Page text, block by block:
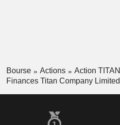
Bourse Actions
Action TITAN
Finances Titan Company Limited